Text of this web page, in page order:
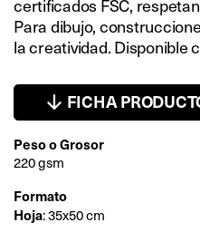
certificados FSC,
Para dibujo,
la creatividad. Disponible
FICHA
Peso o Grosor
220 gsm
Formato
Hoja: 35x50 cm